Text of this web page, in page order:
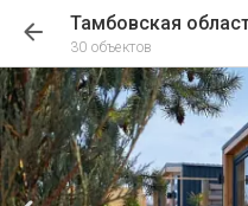
Тамбовская
30 объектов